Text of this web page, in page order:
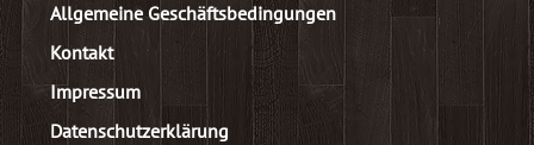
Allgemeine Geschäftsbedingungen
Kontakt
Impressum
Datenschutzerklärung